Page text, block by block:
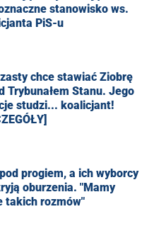
stanowisko ws.
PiS-u
chce stawiać Ziobrę
Trybunałem Stanu. Jego
studzi... koalicjant!
progiem, a ich wyborcy
oburzenia. "Mamy
takich rozmów"